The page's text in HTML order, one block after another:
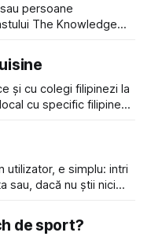
persoane
The Knowledge
pe vremuri,
și cu colegi filipinezi la
cu specific filipinez
postat un review
02/
utilizator, e simplu: intri
sau, dacă nu știi nici
de sport?